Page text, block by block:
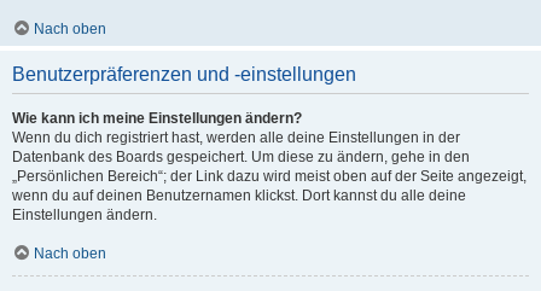
Nach oben
Benutzerpräferenzen und -einstellungen
Wie kann ich meine Einstellungen ändern?
Wenn du dich registriert hast, werden alle deine Einstellungen in der
Datenbank des Boards gespeichert. Um diese zu ändern, gehe in den
„Persönlichen Bereich“; der Link dazu wird meist oben auf der Seite angezeigt,
wenn du auf deinen Benutzernamen klickst. Dort kannst du alle deine
Einstellungen ändern.
Nach oben